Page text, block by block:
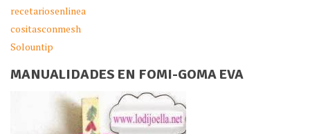
recetariosenlinea
cositasconmesh
Solountip
MANUALIDADES EN FOMI-GOMA EVA